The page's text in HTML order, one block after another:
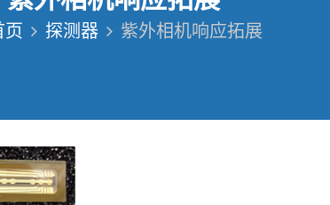
页 探测器 紫外相机响应拓展